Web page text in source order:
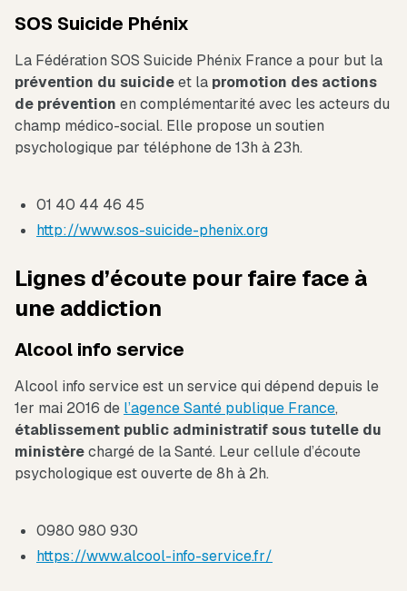
SOS Suicide Phénix
La Fédération SOS Suicide Phénix France a pour but la
prévention du suicideet la promotion des actions
de prévention en complémentarité avec les acteurs du
champ médico-social. Elle propose un soutien
psychologique par téléphone de 13h à 23h.
01 40 44 46 45
http://www.sos-suicide-phenix.org
Lignes d’écoute pour faire face à
une addiction
Alcool info service
Alcool info service est un service qui dépend depuis le
1er mai 2016 de l’agence Santé publique France,
établissement public administratif sous tutelle du
ministèrechargé de la Santé. Leur cellule d’écoute
psychologique est ouverte de 8h à 2h.
0980 980 930
https://www.alcool-info-service.fr/